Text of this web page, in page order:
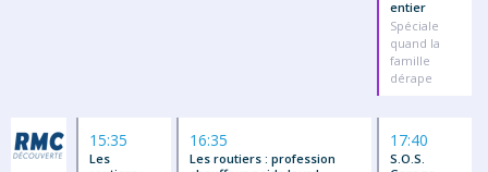
entier
Spéciale
quand la
famille
dérape
15:35
Les
16:35
Les routiers : profession
17:40
S.O.S.